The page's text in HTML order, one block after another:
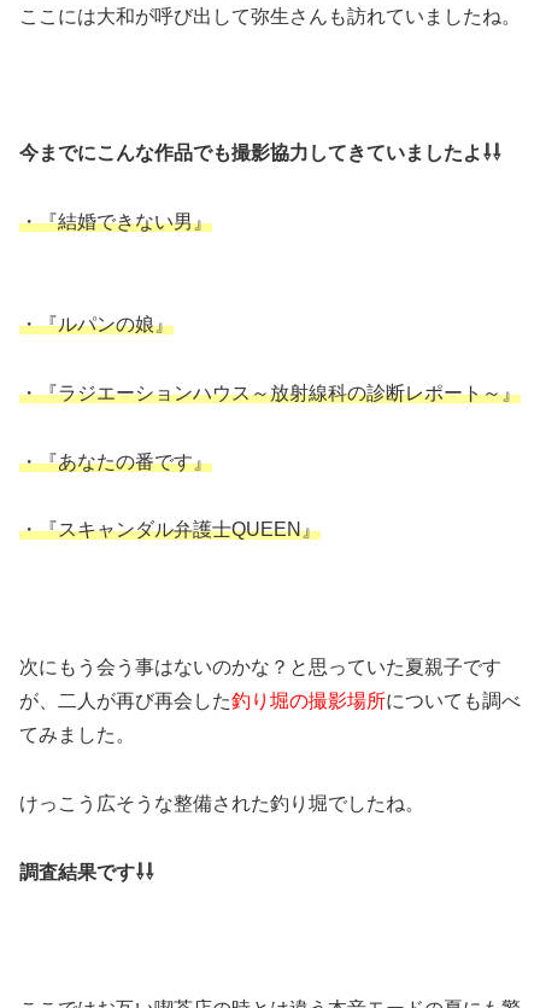
ここには大和が呼び出して弥生さんも訪れていましたね。
今までにこんな作品でも撮影協力してきていましたよ⇩⇩
・『結婚できない男』
・『ルパンの娘』
・『ラジエーションハウス～放射線科の診断レポート～』
・『あなたの番です』
・『スキャンダル弁護士QUEEN』
次にもう会う事はないのかな？と思っていた夏親子です
が、二人が再び再会した釣り堀の撮影場所についても調べ
てみました。
けっこう広そうな整備された釣り堀でしたね。
調査結果です⇩⇩